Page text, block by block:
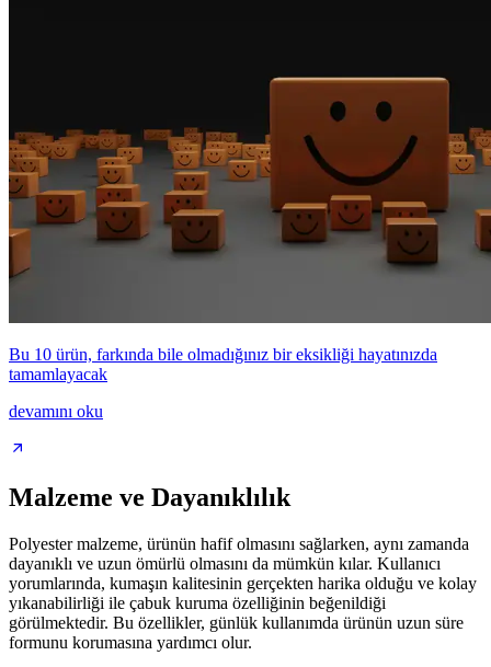
Bu 10 ürün, farkında bile olmadığınız bir eksikliği hayatınızda
tamamlayacak
devamını oku
Malzeme ve Dayanıklılık
Polyester malzeme, ürünün hafif olmasını sağlarken, aynı zamanda
dayanıklı ve uzun ömürlü olmasını da mümkün kılar. Kullanıcı
yorumlarında, kumaşın kalitesinin gerçekten harika olduğu ve kolay
yıkanabilirliği ile çabuk kuruma özelliğinin beğenildiği
görülmektedir. Bu özellikler, günlük kullanımda ürünün uzun süre
formunu korumasına yardımcı olur.